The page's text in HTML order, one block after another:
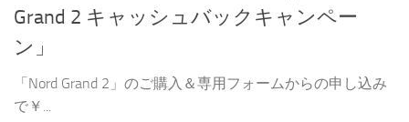
Grand 2 キャッシュバックキャンペー
ン」
「Nord Grand 2」のご購入＆専用フォームからの申し込み
で￥...